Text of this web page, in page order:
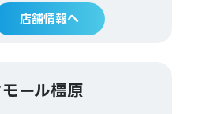
店舗情報へ
ール橿原